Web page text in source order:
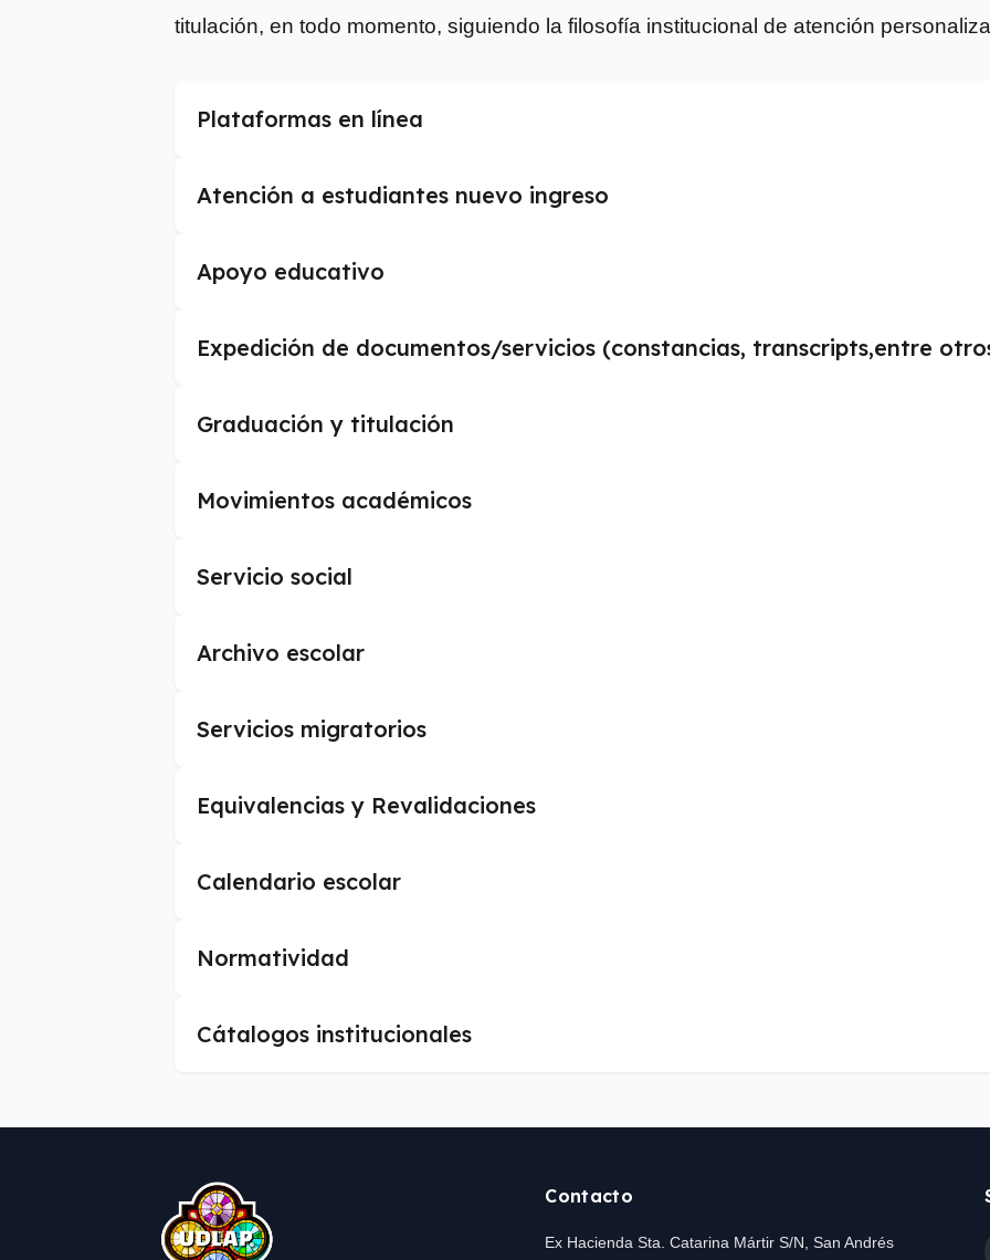
titulación, en todo momento, siguiendo la filosofía institucional de atención
Plataformas en línea
Atención a estudiantes nuevo ingreso
Apoyo educativo
Expedición de documentos/servicios (constancias, transcripts,entre
Graduación y titulación
Movimientos académicos
Servicio social
Archivo escolar
Servicios migratorios
Equivalencias y Revalidaciones
Calendario escolar
Normatividad
Cátalogos institucionales
Contacto
Ex Hacienda Sta. Catarina Mártir S/N, San Andrés